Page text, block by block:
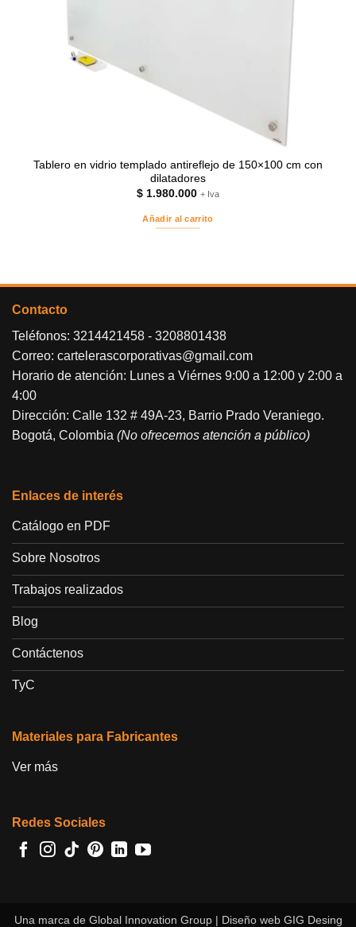
Tablero en vidrio templado antireflejo de 150×100 cm con
dilatadores
$ 1.980.000 + Iva
Añadir al carrito
Contacto
Teléfonos: 3214421458 - 3208801438
Correo: cartelerascorporativas@gmail.com
Horario de atención: Lunes a Viérnes 9:00 a 12:00 y 2:00 a
4:00
Dirección: Calle 132 # 49A-23, Barrio Prado Veraniego.
Bogotá, Colombia (No ofrecemos atención a público)
Enlaces de interés
Catálogo en PDF
Sobre Nosotros
Trabajos realizados
Blog
Contáctenos
TyC
Materiales para Fabricantes
Ver más
Redes Sociales
Una marca de Global Innovation Group| Diseño web GIG Desing